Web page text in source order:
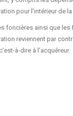
pour l’intérieur de la
foncières ainsi que les
reviennent par
, c’est-à-dire à l’acquéreur.